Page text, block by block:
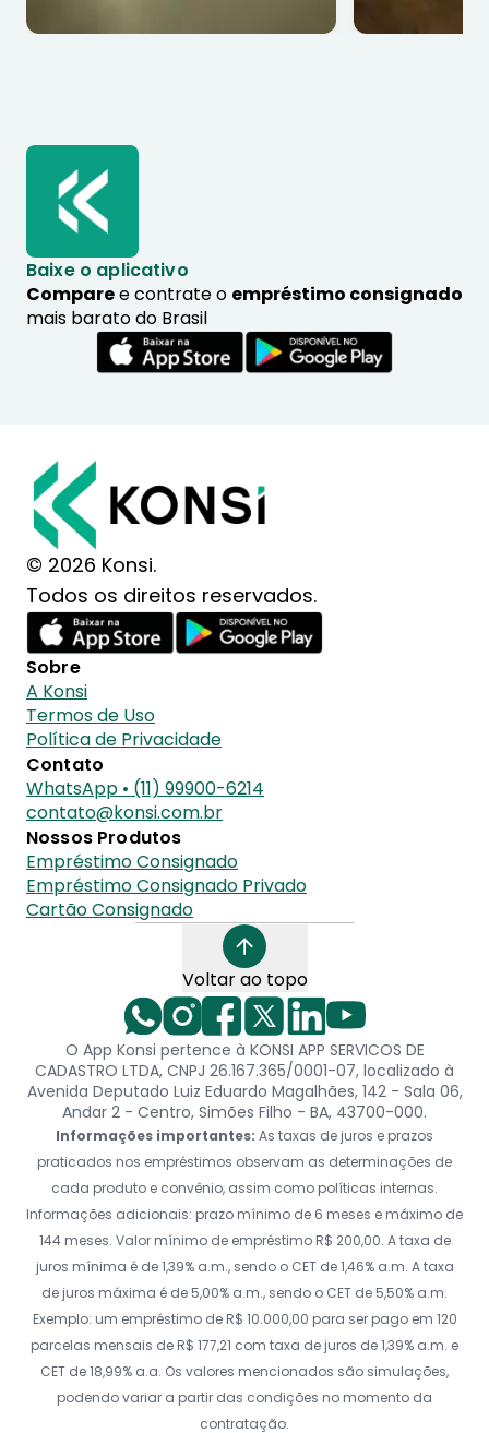
Baixe o aplicativo
Comparee contrate o empréstimo consignado
mais barato do Brasil
© 2026 Konsi.
Todos os direitos reservados.
Sobre
A Konsi
Termos de Uso
Política de Privacidade
Contato
WhatsApp • (11) 99900-6214
contato@konsi.com.br
Nossos Produtos
Empréstimo Consignado
Empréstimo Consignado Privado
Cartão Consignado
Voltar ao topo
O App Konsi pertence à KONSI APP SERVICOS DE
CADASTRO LTDA, CNPJ 26.167.365/0001-07, localizado à
Avenida Deputado Luiz Eduardo Magalhães, 142 - Sala 06,
Andar 2 - Centro, Simões Filho - BA, 43700-000.
Informações importantes: As taxas de juros e prazos
praticados nos empréstimos observam as determinações de
cada produto e convênio, assim como políticas internas.
Informações adicionais: prazo mínimo de 6 meses e máximo de
144 meses. Valor mínimo de empréstimo R$ 200,00. A taxa de
juros mínima é de 1,39% a.m., sendo o CET de 1,46% a.m. A taxa
de juros máxima é de 5,00% a.m., sendo o CET de 5,50% a.m.
Exemplo: um empréstimo de R$ 10.000,00 para ser pago em 120
parcelas mensais de R$ 177,21 com taxa de juros de 1,39% a.m. e
CET de 18,99% a.a. Os valores mencionados são simulações,
podendo variar a partir das condições no momento da
contratação.